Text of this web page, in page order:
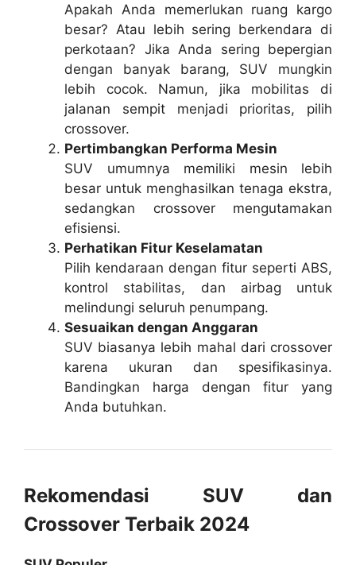
Apakah Anda memerlukan ruang kargo
besar? Atau lebih sering berkendara di
perkotaan? Jika Anda sering bepergian
dengan banyak barang, SUV mungkin
lebih cocok. Namun, jika mobilitas di
jalanan sempit menjadi prioritas, pilih
crossover.
Pertimbangkan Performa Mesin
SUV umumnya memiliki mesin lebih
besar untuk menghasilkan tenaga ekstra,
sedangkan crossover mengutamakan
efisiensi.
Perhatikan Fitur Keselamatan
Pilih kendaraan dengan fitur seperti ABS,
kontrol stabilitas, dan airbag untuk
melindungi seluruh penumpang.
Sesuaikan dengan Anggaran
SUV biasanya lebih mahal dari crossover
karena ukuran dan spesifikasinya.
Bandingkan harga dengan fitur yang
Anda butuhkan.
Rekomendasi SUV dan
Crossover Terbaik 2024